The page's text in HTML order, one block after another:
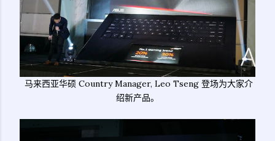
马来西亚华硕 Country Manager, Leo Tseng 登场为大家介
绍新产品。